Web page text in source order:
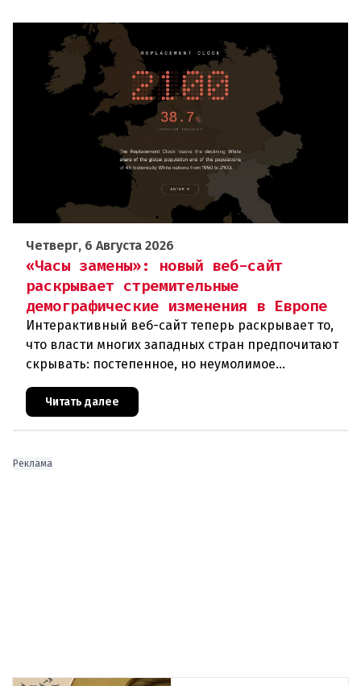
Четверг, 6 Августа 2026
«Часы замены»: новый веб-сайт
раскрывает стремительные
демографические изменения в Европе
Интерактивный веб-сайт теперь раскрывает то,
что власти многих западных стран предпочитают
скрывать: постепенное, но неумолимое
сокращение численности населения
европейского происхождения. «Часы замен
Читать далее
Реклама